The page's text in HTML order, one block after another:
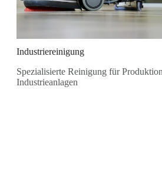
Industriereinigung
Spezialisierte Reinigung für
Industrieanlagen